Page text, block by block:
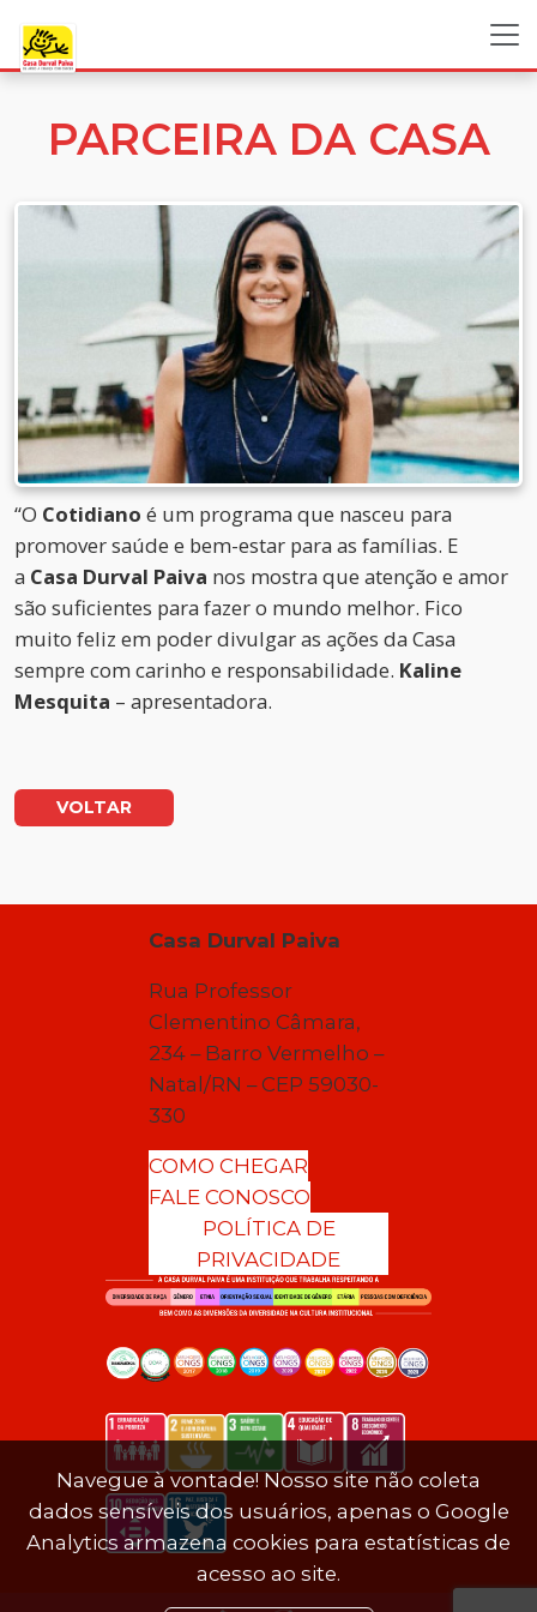
PARCEIRA DA CASA
“O Cotidiano é um programa que nasceu para
promover saúde e bem-estar para as famílias. E
a Casa Durval Paiva nos mostra que atenção e amor
são suficientes para fazer o mundo melhor. Fico
muito feliz em poder divulgar as ações da Casa
sempre com carinho e responsabilidade. Kaline
Mesquita – apresentadora.
VOLTAR
Casa Durval Paiva
Rua Professor
Clementino Câmara,
234 – Barro Vermelho –
Natal/RN – CEP 59030-
330
COMO CHEGAR
FALE CONOSCO
POLÍTICA DE
PRIVACIDADE
Navegue à vontade! Nosso site não coleta
dados sensíveis dos usuários, apenas o Google
Analytics armazena cookies para estatísticas de
acesso ao site.